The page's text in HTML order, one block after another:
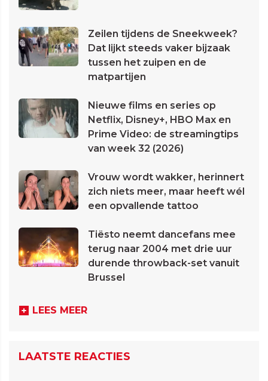
Zeilen tijdens de Sneekweek?
Dat lijkt steeds vaker bijzaak
tussen het zuipen en de
matpartijen
Nieuwe films en series op
Netflix, Disney+, HBO Max en
Prime Video: de streamingtips
van week 32 (2026)
Vrouw wordt wakker, herinnert
zich niets meer, maar heeft wél
een opvallende tattoo
Tiësto neemt dancefans mee
terug naar 2004 met drie uur
durende throwback-set vanuit
Brussel
LEES MEER
LAATSTE REACTIES